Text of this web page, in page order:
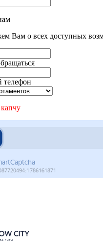
Вам о всех доступных
телефон